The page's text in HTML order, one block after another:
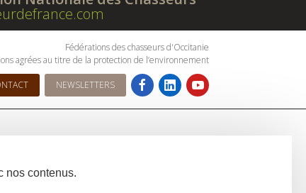
Fédérations des chasseurs d'Occitanie
agrées au titre de la protection de l’environnement
NEWSLETTERS
nos contenus.